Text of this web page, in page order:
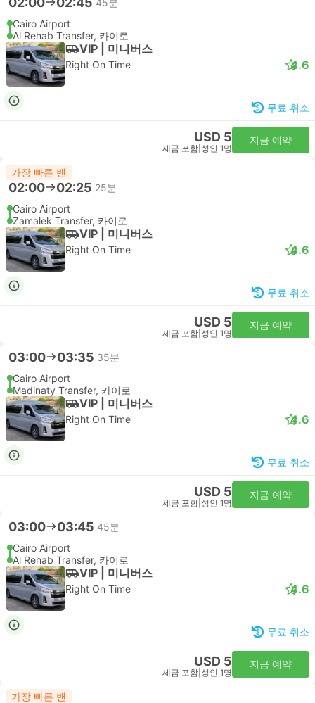
Cairo Airport
Al Rehab Transfer, 카이로
VIP | 미니버스
Right On Time 4.6
무료 취소
USD 5
세금 포함 성인 1명
지금 예약
가장 빠른 밴
02:00 02:25 25분
Cairo Airport
Zamalek Transfer, 카이로
VIP | 미니버스
Right On Time 4.6
무료 취소
USD 5
세금 포함 성인 1명
지금 예약
03:00 03:35 35분
Cairo Airport
Madinaty Transfer, 카이로
VIP | 미니버스
Right On Time 4.6
무료 취소
USD 5
세금 포함 성인 1명
지금 예약
03:00 03:45 45분
Cairo Airport
Al Rehab Transfer, 카이로
VIP | 미니버스
Right On Time 4.6
무료 취소
USD 5
세금 포함 성인 1명
지금 예약
가장 빠른 밴